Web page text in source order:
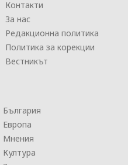
Контакти
За нас
Редакционна политика
Политика за корекции
Вестникът
България
Европа
Мнения
Култура